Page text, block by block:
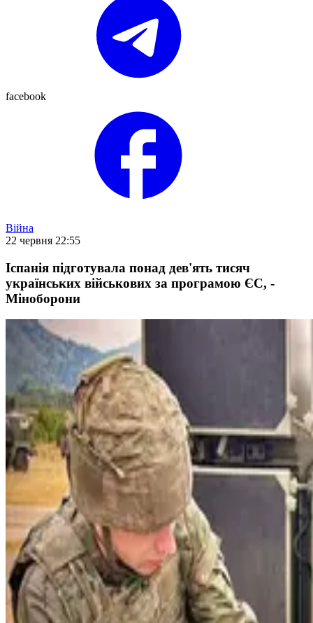
facebook
Війна
22 червня 22:55
Іспанія підготувала понад дев'ять тисяч
українських військових за програмою ЄС, -
Міноборони